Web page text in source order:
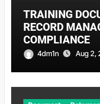
TRAINING
RECORD
COMPLIANCE
4dm1n Aug 2,